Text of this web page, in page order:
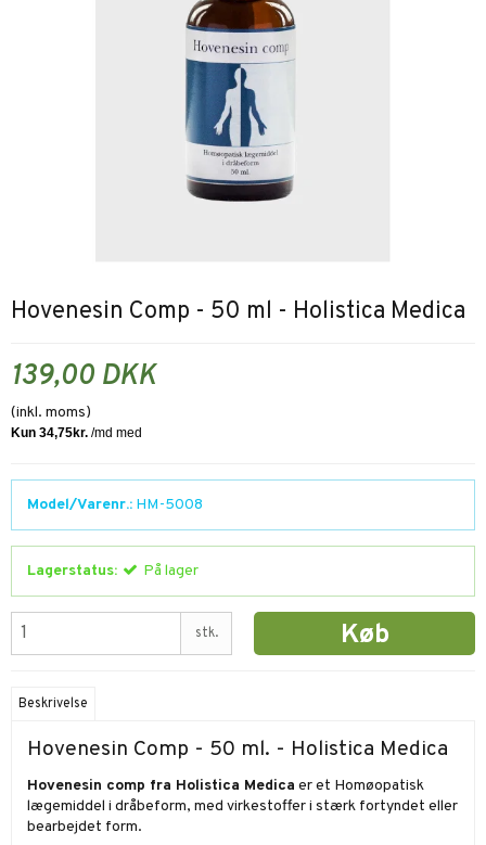
Hovenesin Comp - 50 ml - Holistica Medica
139,00 DKK
(inkl. moms)
Model/Varenr.: HM-5008
Lagerstatus: På lager
stk. Køb
Beskrivelse
Hovenesin Comp - 50 ml. - Holistica Medica
Hovenesin comp fra Holistica Medica er et Homøopatisk
lægemiddel i dråbeform, med virkestoffer i stærk fortyndet eller
bearbejdet form.